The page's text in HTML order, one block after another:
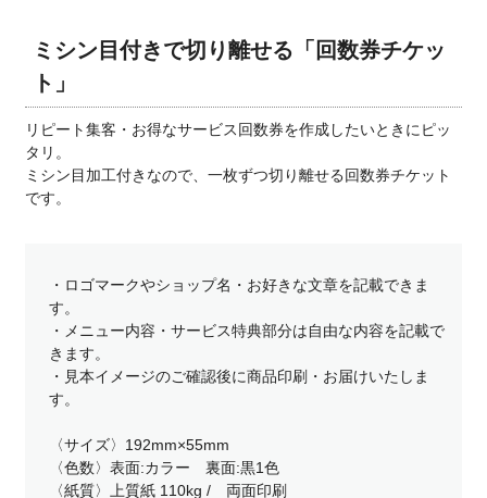
ミシン目付きで切り離せる「回数券チケッ
ト」
リピート集客・お得なサービス回数券を作成したいときにピッ
タリ。
ミシン目加工付きなので、一枚ずつ切り離せる回数券チケット
です。
・ロゴマークやショップ名・お好きな文章を記載できま
す。
・メニュー内容・サービス特典部分は自由な内容を記載で
きます。
・見本イメージのご確認後に商品印刷・お届けいたしま
す。
〈サイズ〉192mm×55mm
〈色数〉表面:カラー 裏面:黒1色
〈紙質〉上質紙 110kg / 両面印刷